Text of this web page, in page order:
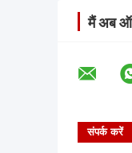
मैं अब